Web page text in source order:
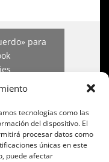
tecnologías como las
del dispositivo. El
procesar datos como
únicas en este
puede afectar
para